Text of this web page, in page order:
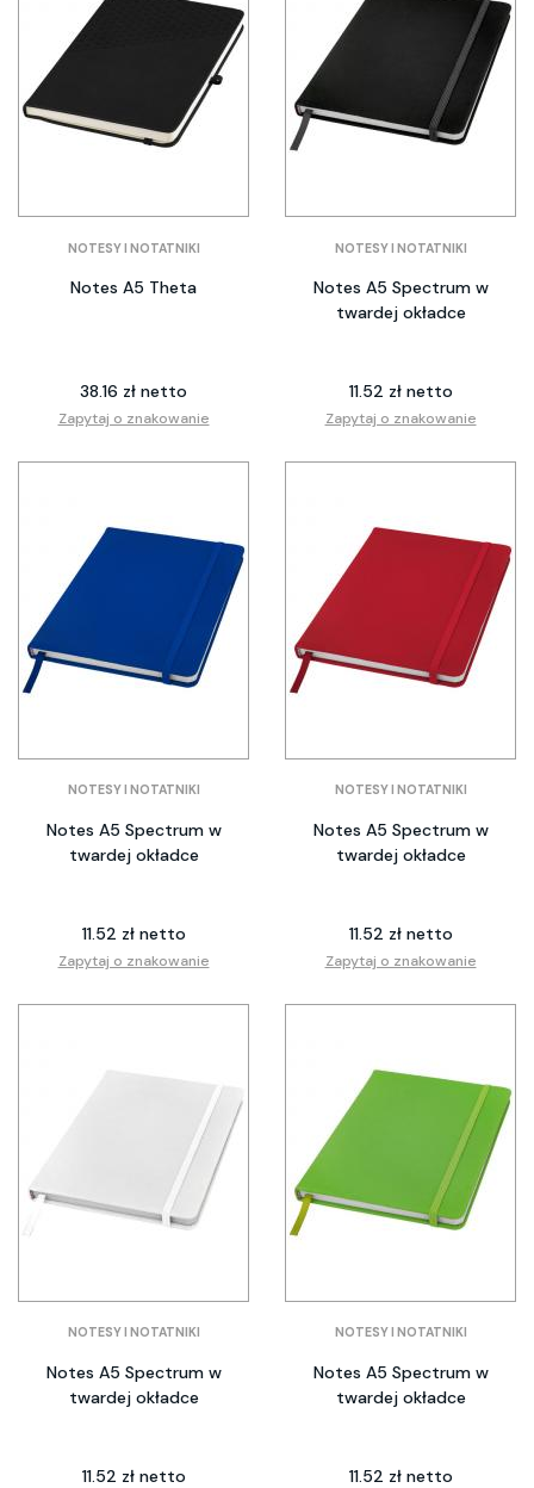
NOTESY I NOTATNIKI
Notes A5 Theta
38.16 zł netto
Zapytaj o znakowanie
NOTESY I NOTATNIKI
Notes A5 Spectrum w
twardej okładce
11.52 zł netto
Zapytaj o znakowanie
NOTESY I NOTATNIKI
Notes A5 Spectrum w
twardej okładce
11.52 zł netto
Zapytaj o znakowanie
NOTESY I NOTATNIKI
Notes A5 Spectrum w
twardej okładce
11.52 zł netto
Zapytaj o znakowanie
NOTESY I NOTATNIKI
Notes A5 Spectrum w
twardej okładce
11.52 zł netto
NOTESY I NOTATNIKI
Notes A5 Spectrum w
twardej okładce
11.52 zł netto